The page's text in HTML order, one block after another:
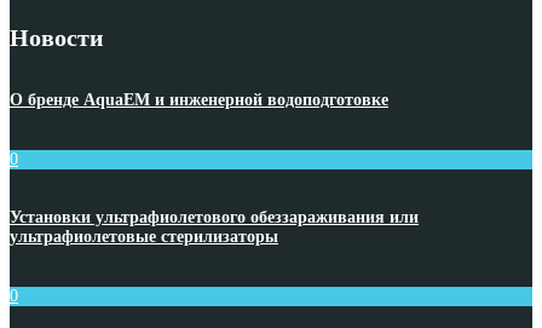
Новости
О бренде AquaEM и инженерной водоподготовке
0
Установки ультрафиолетового обеззараживания или
ультрафиолетовые стерилизаторы
0